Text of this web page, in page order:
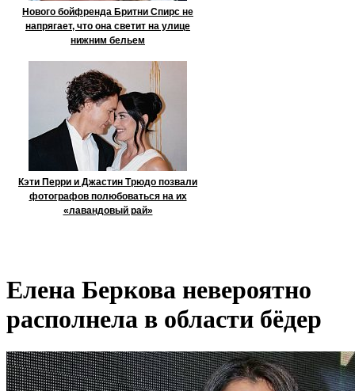
Нового бойфренда Бритни Спирс не
напрягает, что она светит на улице
нижним бельем
Кэти Перри и Джастин Трюдо позвали
фотографов полюбоваться на их
«лавандовый рай»
Елена Беркова невероятно
располнела в области бёдер